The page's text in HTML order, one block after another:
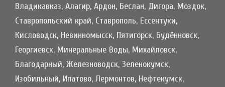
Владикавказ, Алагир, Ардон, Беслан, Дигора, Моздок,
Ставропольский край, Ставрополь, Ессентуки,
Кисловодск, Невинномысск, Пятигорск, Будённовск,
Георгиевск, Минеральные Воды, Михайловск,
Благодарный, Железноводск, Зеленокумск,
Изобильный, Ипатово, Лермонтов, Нефтекумск,